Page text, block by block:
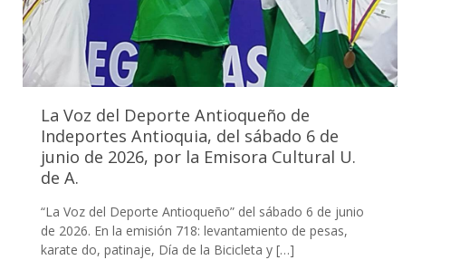
La Voz del Deporte Antioqueño de
Indeportes Antioquia, del sábado 6 de
junio de 2026, por la Emisora Cultural U.
de A.
“La Voz del Deporte Antioqueño” del sábado 6 de junio
de 2026. En la emisión 718: levantamiento de pesas,
karate do, patinaje, Día de la Bicicleta y […]